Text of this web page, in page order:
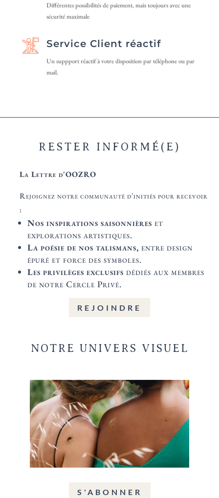
Différentes possibilités de paiement, mais toujours avec une
sécurité maximale
Service Client réactif
Un suppport réactif à votre disposition par téléphone ou par
mail.
RESTER INFORMÉ(E)
La Lettre d'OOZRO
Rejoignez notre communauté d'initiés pour recevoir
:
Nos inspirations saisonnières et
explorations artistiques.
La poésie de nos talismans, entre design
épuré et force des symboles.
Les privilèges exclusifs dédiés aux membres
de notre Cercle Privé.
REJOINDRE
NOTRE UNIVERS VISUEL
S'ABONNER